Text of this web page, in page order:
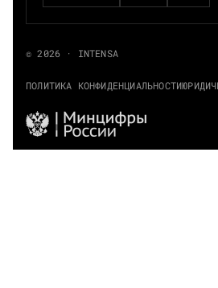
© 2026 · INTENSA
ПОЛИТИКА КОНФИДЕНЦИАЛЬНОСТИ